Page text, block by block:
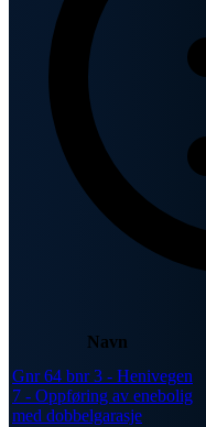
Navn
Gnr 64 bnr 3 - Henivegen
7 - Oppføring av enebolig
med dobbelgarasje